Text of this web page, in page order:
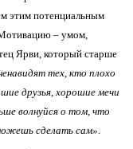
этим потенциальным
– умом,
Ярви, который старше
тех, кто плохо
друзья, хорошие мечи
волнуйся о том, что
сделать сам».